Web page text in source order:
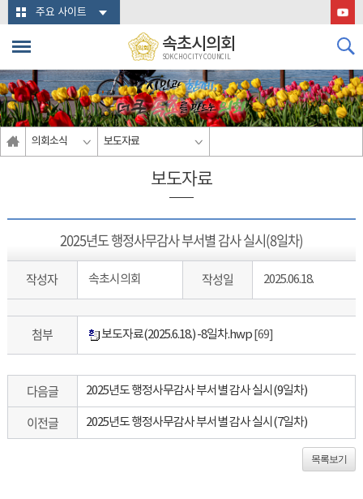
본문바로가기주요 사이트
속초시의회
SOKCHO CITY COUNCIL
의회소식 보도자료
보도자료
2025년도 행정사무감사 부서별 감사 실시(8일차)
작성자 속초시의회 작성일 2025.06.18.
첨부 보도자료(2025.6.18.) -8일차.hwp [69]
다음글 2025년도 행정사무감사 부서별 감사 실시(9일차)
이전글 2025년도 행정사무감사 부서별 감사 실시(7일차)
목록보기